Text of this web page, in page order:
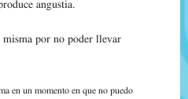
angustia.
misma por no poder llevar
en un momento en que no puedo